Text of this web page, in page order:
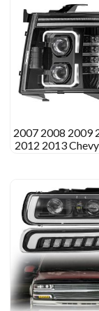
2007 2008 2009
2012 2013